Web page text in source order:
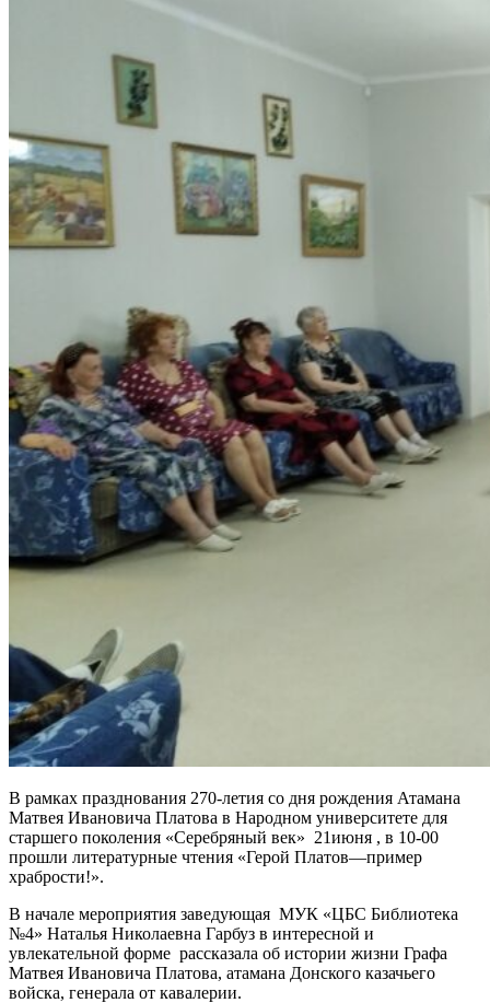
В рамках празднования 270-летия со дня рождения Атамана
Матвея Ивановича Платова в Народном университете для
старшего поколения «Серебряный век» 21июня , в 10-00
прошли литературные чтения «Герой Платов—пример
храбрости!».
В начале мероприятия заведующая МУК «ЦБС Библиотека
№4» Наталья Николаевна Гарбуз в интересной и
увлекательной форме рассказала об истории жизни Графа
Матвея Ивановича Платова, атамана Донского казачьего
войска, генерала от кавалерии.